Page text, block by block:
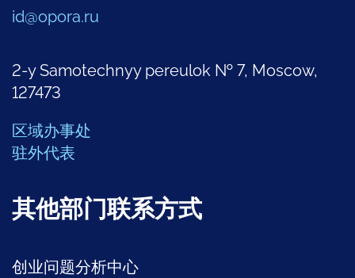
id@opora.ru
2-y Samotechnyy pereulok № 7, Moscow,
127473
区域办事处
驻外代表
其他部门联系方式
创业问题分析中心